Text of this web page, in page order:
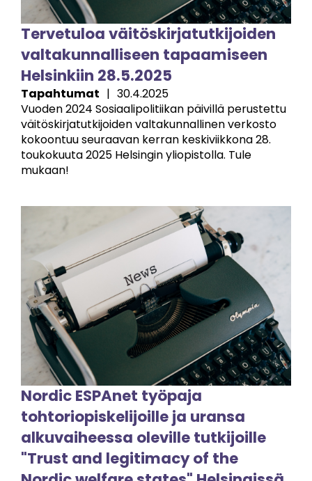
Tervetuloa väitöskirjatutkijoiden
valtakunnalliseen tapaamiseen
Helsinkiin 28.5.2025
Tapahtumat | 30.4.2025
Vuoden 2024 Sosiaalipolitiikan päivillä perustettu
väitöskirjatutkijoiden valtakunnallinen verkosto
kokoontuu seuraavan kerran keskiviikkona 28.
toukokuuta 2025 Helsingin yliopistolla. Tule
mukaan!
Nordic ESPAnet työpaja
tohtoriopiskelijoille ja uransa
alkuvaiheessa oleville tutkijoille
"Trust and legitimacy of the